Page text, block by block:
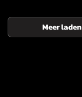
Meer laden